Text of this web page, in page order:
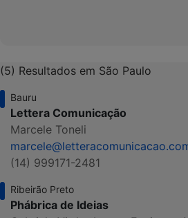
(5) Resultados em São Paulo
Bauru
Lettera Comunicação
Marcele Toneli
(14) 999171-2481
Ribeirão Preto
Phábrica de Ideias